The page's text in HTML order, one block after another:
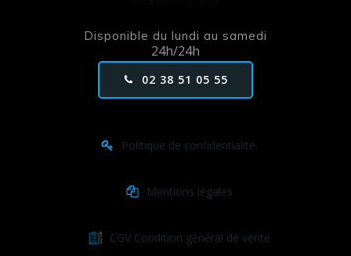
Disponible du lundi au samedi
24h/24h
02 38 51 05 55
Politique de confidentialité.
Mentions légales
CGV Condition général de vente